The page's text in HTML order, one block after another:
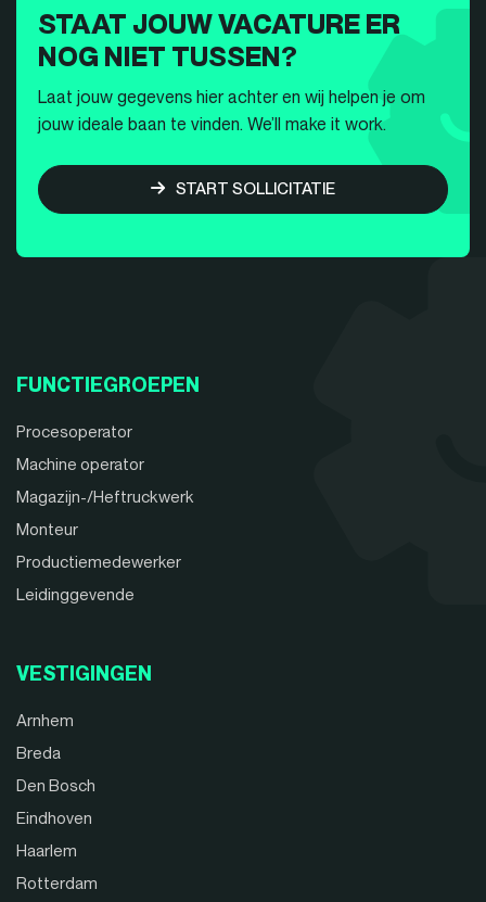
STAAT JOUW VACATURE ER
NOG NIET TUSSEN?
Laat jouw gegevens hier achter en wij helpen je om
jouw ideale baan te vinden. We’ll make it work.
START SOLLICITATIE
FUNCTIEGROEPEN
Procesoperator
Machine operator
Magazijn-/Heftruckwerk
Monteur
Productiemedewerker
Leidinggevende
VESTIGINGEN
Arnhem
Breda
Den Bosch
Eindhoven
Haarlem
Rotterdam